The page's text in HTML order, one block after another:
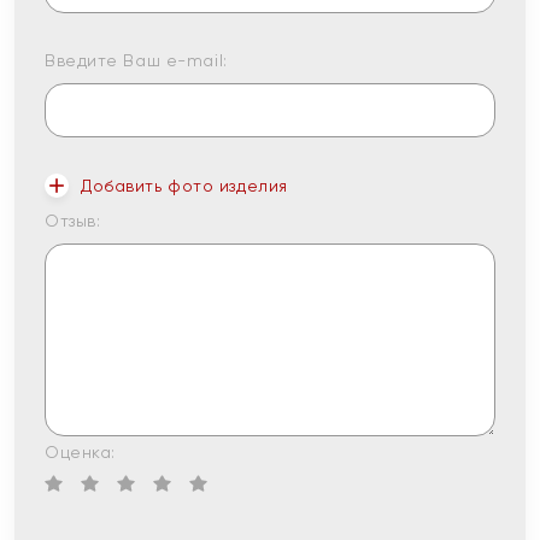
Введите Ваш e-mail:
Добавить фото изделия
Отзыв:
Оценка: